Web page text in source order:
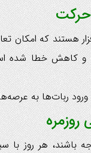
حرکت
هستند که
و کاهش خطا شده
ورود ربات‌ها به
باشند، هر روز